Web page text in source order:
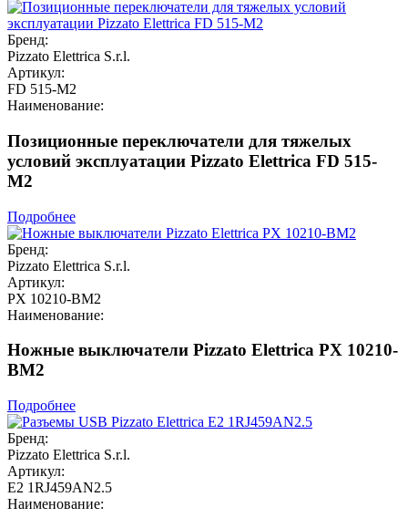
Бренд:
Pizzato Elettrica S.r.l.
Артикул:
FD 515-M2
Наименование:
Позиционные переключатели для тяжелых
условий эксплуатации Pizzato Elettrica FD 515-
M2
Подробнее
Бренд:
Pizzato Elettrica S.r.l.
Артикул:
PX 10210-BM2
Наименование:
Ножные выключатели Pizzato Elettrica PX 10210-
BM2
Подробнее
Бренд:
Pizzato Elettrica S.r.l.
Артикул:
E2 1RJ459AN2.5
Наименование: